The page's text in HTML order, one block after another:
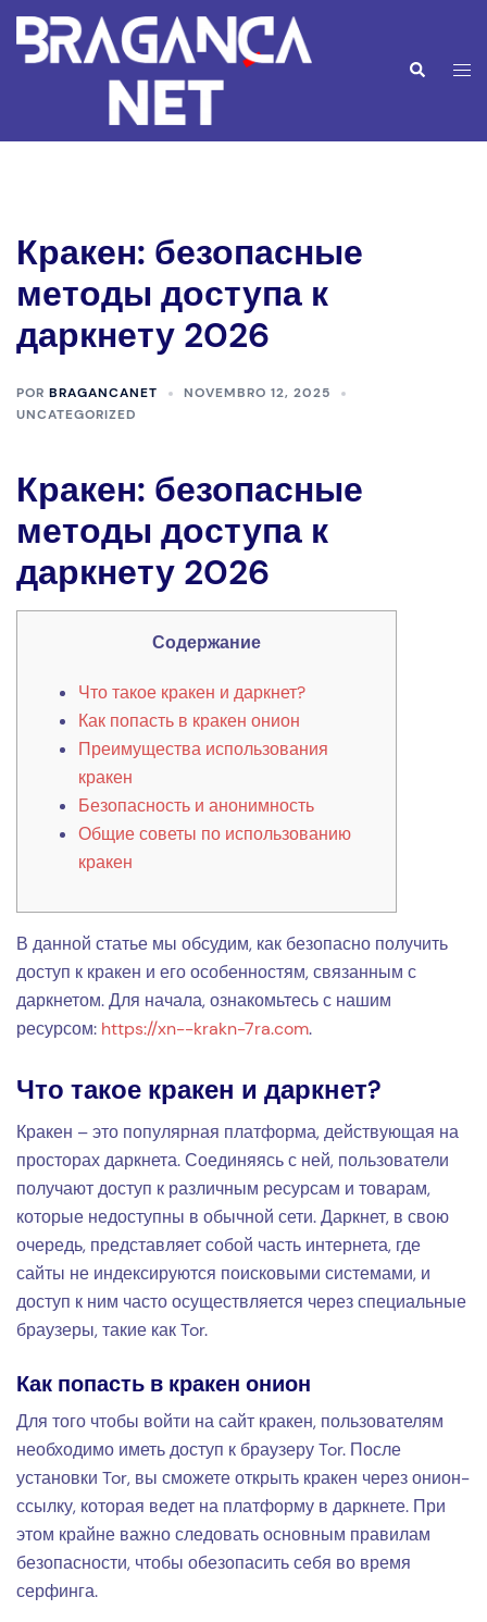
Saltar
para
Pesquisar
Кракен: безопасные
методы доступа к
даркнету 2026
POR BRAGANCANET
NOVEMBRO 12, 2025
UNCATEGORIZED
Кракен: безопасные
методы доступа к
даркнету 2026
Содержание
Что такое кракен и даркнет?
Как попасть в кракен онион
Преимущества использования
кракен
Безопасность и анонимность
Общие советы по использованию
кракен
В данной статье мы обсудим, как безопасно получить
доступ к кракен и его особенностям, связанным с
даркнетом. Для начала, ознакомьтесь с нашим
ресурсом: https://xn--krakn-7ra.com.
Что такое кракен и даркнет?
Кракен – это популярная платформа, действующая на
просторах даркнета. Соединяясь с ней, пользователи
получают доступ к различным ресурсам и товарам,
которые недоступны в обычной сети. Даркнет, в свою
очередь, представляет собой часть интернета, где
сайты не индексируются поисковыми системами, и
доступ к ним часто осуществляется через специальные
браузеры, такие как Tor.
Как попасть в кракен онион
Для того чтобы войти на сайт кракен, пользователям
необходимо иметь доступ к браузеру Tor. После
установки Tor, вы сможете открыть кракен через онион-
ссылку, которая ведет на платформу в даркнете. При
этом крайне важно следовать основным правилам
безопасности, чтобы обезопасить себя во время
серфинга.